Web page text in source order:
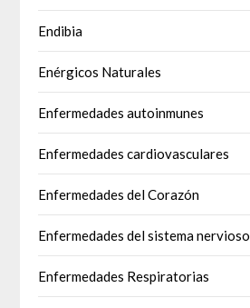
Endibia
Enérgicos Naturales
Enfermedades autoinmunes
Enfermedades cardiovasculares
Enfermedades del Corazón
Enfermedades del sistema nervioso
Enfermedades Respiratorias